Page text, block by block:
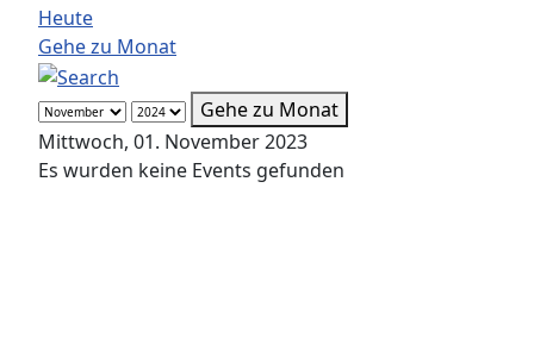
Heute
Gehe zu Monat
Gehe zu Monat
Mittwoch, 01. November 2023
Es wurden keine Events gefunden